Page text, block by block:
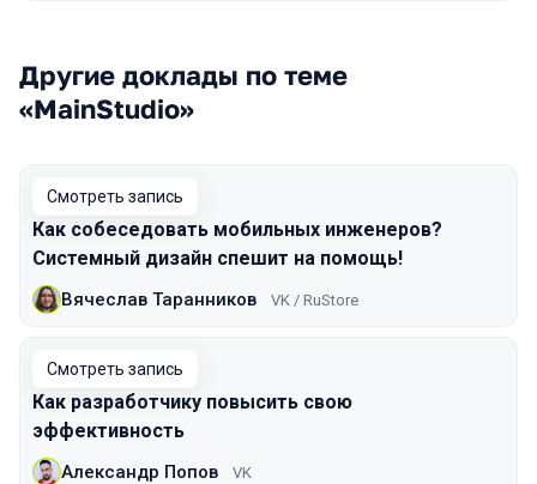
Другие доклады по теме
«MainStudio»
Смотреть запись
Как собеседовать мобильных инженеров?
Системный дизайн спешит на помощь!
Вячеслав Таранников VK / RuStore
Смотреть запись
Как разработчику повысить свою
эффективность
Александр Попов VK